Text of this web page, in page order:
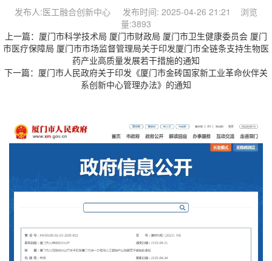
发布人:医工融合创新中心 发布时间: 2025-04-26 21:21 浏览
量:3893
上一篇： 厦门市科学技术局 厦门市财政局 厦门市卫生健康委员会 厦门
市医疗保障局 厦门市市场监督管理局关于印发厦门市全链条支持生物医
药产业高质量发展若干措施的通知
下一篇： 厦门市人民政府关于印发《厦门市金砖国家新工业革命伙伴关
系创新中心管理办法》的通知